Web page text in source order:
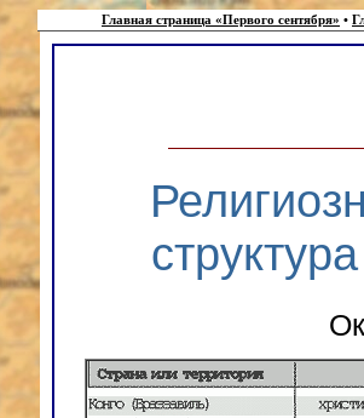
Главная страница «Первого сентября» •